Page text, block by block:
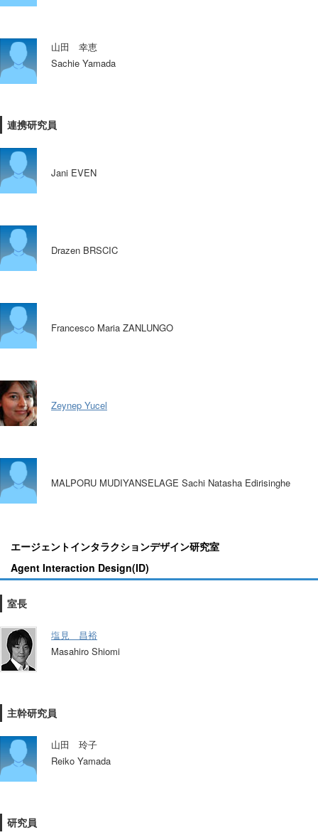
山田 幸恵
Sachie Yamada
連携研究員
Jani EVEN
Drazen BRSCIC
Francesco Maria ZANLUNGO
Zeynep Yucel
MALPORU MUDIYANSELAGE Sachi Natasha Edirisinghe
エージェントインタラクションデザイン研究室
Agent Interaction Design(ID)
室長
塩見 昌裕
Masahiro Shiomi
主幹研究員
山田 玲子
Reiko Yamada
研究員